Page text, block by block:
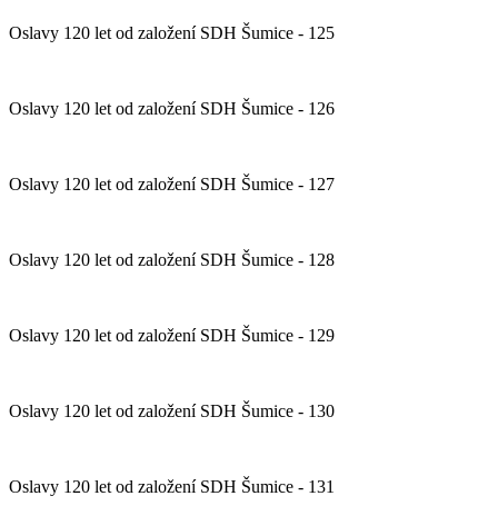
Oslavy 120 let od založení SDH Šumice - 125
Oslavy 120 let od založení SDH Šumice - 126
Oslavy 120 let od založení SDH Šumice - 127
Oslavy 120 let od založení SDH Šumice - 128
Oslavy 120 let od založení SDH Šumice - 129
Oslavy 120 let od založení SDH Šumice - 130
Oslavy 120 let od založení SDH Šumice - 131